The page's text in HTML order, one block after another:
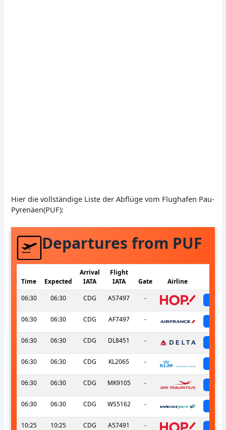
Hier die vollständige Liste der Abflüge vom Flughafen Pau-
Pyrenäen(PUF):
Departures from PUF
Time Expected
Arrival
IATA
Flight
IATA
Gate Airline
06:30
06:30 CDG A57497 -
06:30 06:30 CDG AF7497 -
06:30 06:30 CDG DL8451 -
06:30 06:30 CDG KL2065 -
06:30 06:30 CDG MK9105 -
06:30 06:30 CDG WS5162 -
10:25 10:25 CDG A57491 -